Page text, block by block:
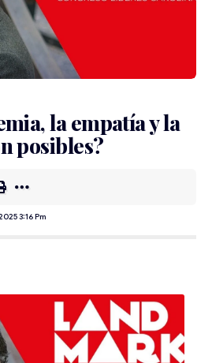
la empatía y la
posibles?
3:16 Pm